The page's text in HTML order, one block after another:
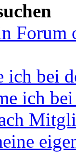
Forum
ich bei
ich